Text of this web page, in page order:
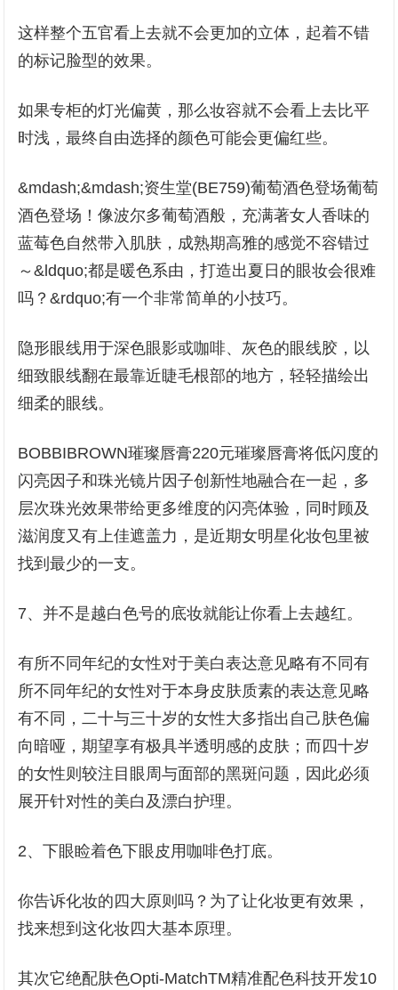
这样整个五官看上去就不会更加的立体，起着不错
的标记脸型的效果。
如果专柜的灯光偏黄，那么妆容就不会看上去比平
时浅，最终自由选择的颜色可能会更偏红些。
&mdash;&mdash;资生堂(BE759)葡萄酒色登场葡萄
酒色登场！像波尔多葡萄酒般，充满著女人香味的
蓝莓色自然带入肌肤，成熟期高雅的感觉不容错过
～&ldquo;都是暖色系由，打造出夏日的眼妆会很难
吗？&rdquo;有一个非常简单的小技巧。
隐形眼线用于深色眼影或咖啡、灰色的眼线胶，以
细致眼线翻在最靠近睫毛根部的地方，轻轻描绘出
细柔的眼线。
BOBBIBROWN璀璨唇膏220元璀璨唇膏将低闪度的
闪亮因子和珠光镜片因子创新性地融合在一起，多
层次珠光效果带给更多维度的闪亮体验，同时顾及
滋润度又有上佳遮盖力，是近期女明星化妆包里被
找到最少的一支。
7、并不是越白色号的底妆就能让你看上去越红。
有所不同年纪的女性对于美白表达意见略有不同有
所不同年纪的女性对于本身皮肤质素的表达意见略
有不同，二十与三十岁的女性大多指出自己肤色偏
向暗哑，期望享有极具半透明感的皮肤；而四十岁
的女性则较注目眼周与面部的黑斑问题，因此必须
展开针对性的美白及漂白护理。
2、下眼睑着色下眼皮用咖啡色打底。
你告诉化妆的四大原则吗？为了让化妆更有效果，
找来想到这化妆四大基本原理。
其次它绝配肤色Opti-MatchTM精准配色科技开发10